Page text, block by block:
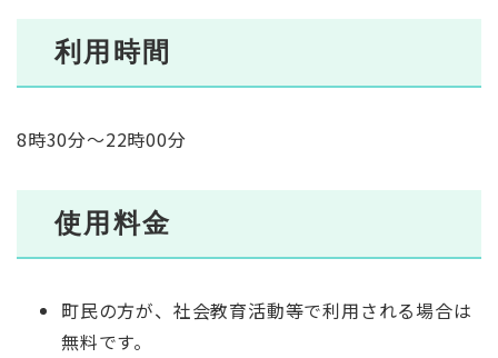
利用時間
8時30分〜22時00分
使用料金
町民の方が、社会教育活動等で利用される場合は
無料です。